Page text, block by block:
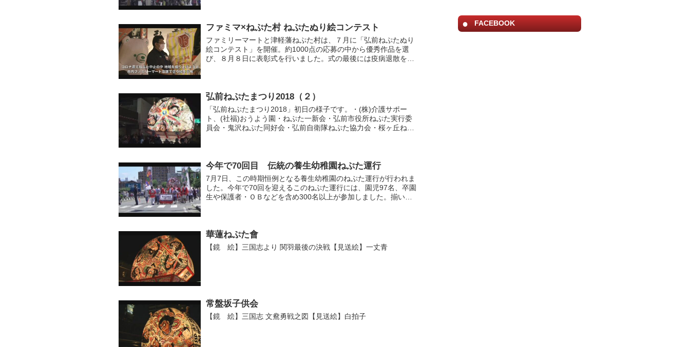
ファミマ×ねぷた村 ねぷたぬり絵コンテスト
ファミリーマートと津軽藩ねぷた村は、７月に「弘前ねぷたぬり
絵コンテスト」を開催。約1000点の応募の中から優秀作品を選
び、８月８日に表彰式を行いました。式の最後には疫病退散を願
弘前ねぷたまつり2018（２）
「弘前ねぷたまつり2018」初日の様子です。・(株)介護サポー
ト、(社福)おうよう園・ねぷた一新会・弘前市役所ねぷた実行委
員会・鬼沢ねぷた同好会・弘前自衛隊ねぷた協力会・桜ヶ丘ねぷ
今年で70回目 伝統の養生幼稚園ねぷた運行
7月7日、この時期恒例となる養生幼稚園のねぷた運行が行われま
した。今年で70回を迎えるこのねぷた運行には、園児97名、卒園
生や保護者・ＯＢなどを含め300名以上が参加しました。揃いの
華蓮ねぷた會
【鏡 絵】三国志より 関羽最後の決戦【見送絵】一丈青
常盤坂子供会
【鏡 絵】三国志 文鴦勇戦之図【見送絵】白拍子
FACEBOOK